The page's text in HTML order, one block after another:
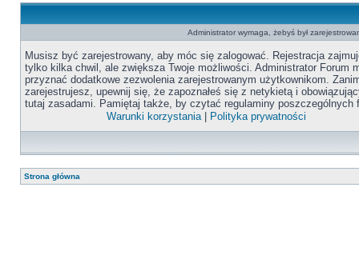
Administrator wymaga, żebyś był
Musisz być zarejestrowany, aby móc się zalogować. Rejestracja
tylko kilka chwil, ale zwiększa Twoje możliwości. Administrator Forum
przyznać dodatkowe zezwolenia zarejestrowanym użytkownikom.
zarejestrujesz, upewnij się, że zapoznałeś się z netykietą i
tutaj zasadami. Pamiętaj także, by czytać regulaminy poszczególnych
Warunki korzystania| Polityka prywatności
Strona główna